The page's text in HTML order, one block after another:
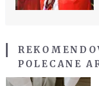
POLECANE